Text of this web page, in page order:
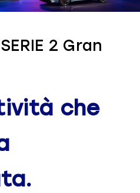
2 Gran
che